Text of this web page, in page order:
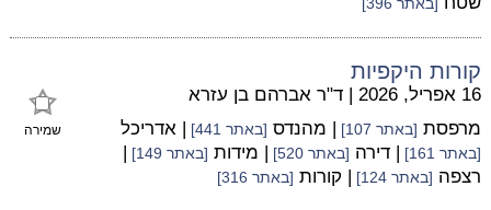
[באתר 396]
קורות היקפיות
שמירה
16 אפריל, 2026 | ד"ר אברהם בן עזרא
מרפסת [באתר 107] | מהנדס [באתר 441] | אדריכל
[באתר 161] | דירה [באתר 520] | מידות [באתר 149]
|
רצפה [באתר 124] | קורות [באתר 316]